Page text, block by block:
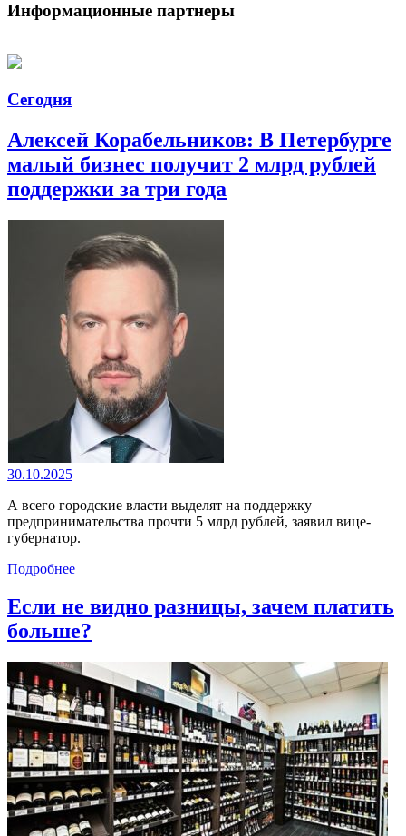
Информационные партнеры
Сегодня
Алексей Корабельников: В Петербурге
малый бизнес получит 2 млрд рублей
поддержки за три года
30.10.2025
А всего городские власти выделят на поддержку
предпринимательства прочти 5 млрд рублей, заявил вице-
губернатор.
Подробнее
Если не видно разницы, зачем платить
больше?